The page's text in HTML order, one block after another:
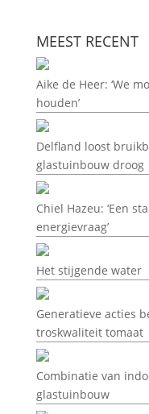
MEEST RECENT
Aike de Heer: ‘We
houden’
Delfland loost
glastuinbouw droog
Chiel Hazeu: ‘Een
energievraag’
Het stijgende water
Generatieve acties
troskwaliteit tomaat
Combinatie van
glastuinbouw